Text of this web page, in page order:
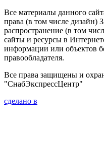
Все материалы данного
права (в том числе дизайн)
распространение (в том
сайты и ресурсы в
информации или объектов
правообладателя.
Все права защищены и
"СнабЭкспрессЦентр"
сделано в